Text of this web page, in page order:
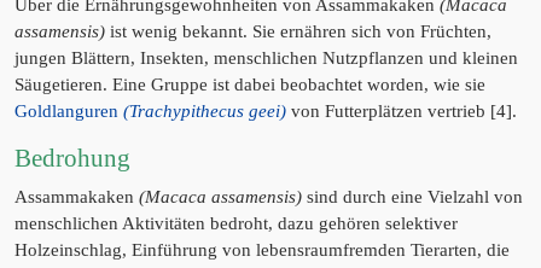
Über die Ernährungsgewohnheiten von Assammakaken (Macaca
assamensis) ist wenig bekannt. Sie ernähren sich von Früchten,
jungen Blättern, Insekten, menschlichen Nutzpflanzen und kleinen
Säugetieren. Eine Gruppe ist dabei beobachtet worden, wie sie
Goldlanguren (Trachypithecus geei) von Futterplätzen vertrieb [4].
Bedrohung
Assammakaken (Macaca assamensis) sind durch eine Vielzahl von
menschlichen Aktivitäten bedroht, dazu gehören selektiver
Holzeinschlag, Einführung von lebensraumfremden Tierarten, die